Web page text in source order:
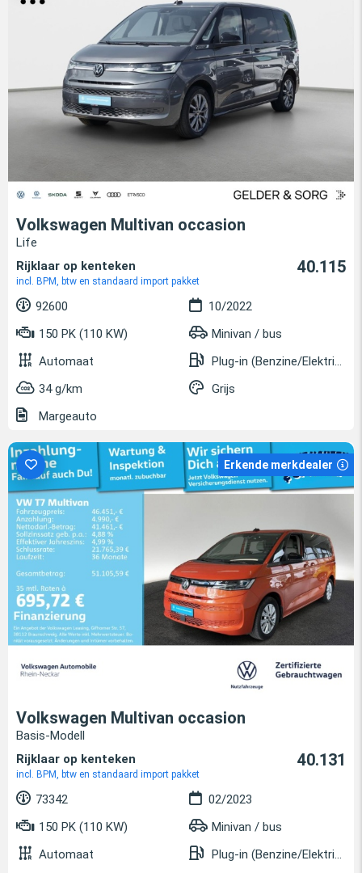
Volkswagen Multivan occasion
Life
Rijklaar op kenteken
incl. BPM, btw en standaard import pakket
40.115
92600
10/2022
150 PK (110 KW)
Minivan / bus
Automaat
Plug-in (Benzine/Elektrisch)
34 g/km
Grijs
Margeauto
Erkende merkdealer
Volkswagen Multivan occasion
Basis-Modell
Rijklaar op kenteken
incl. BPM, btw en standaard import pakket
40.131
73342
02/2023
150 PK (110 KW)
Minivan / bus
Automaat
Plug-in (Benzine/Elektrisch)